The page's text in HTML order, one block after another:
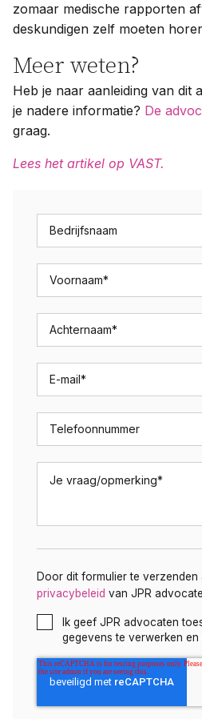
zomaar medische rapporten
deskundigen zelf moeten
Meer weten?
Heb je naar aanleiding van dit
je nadere informatie? De
graag.
Lees het artikel op VAST.
Bedrijfsnaam
Voornaam*
Achternaam*
E-mail*
Telefoonnummer
Je vraag/opmerking*
Door dit formulier te
privacybeleid van JPR
Ik geef JPR advocaten
gegevens te verwerken